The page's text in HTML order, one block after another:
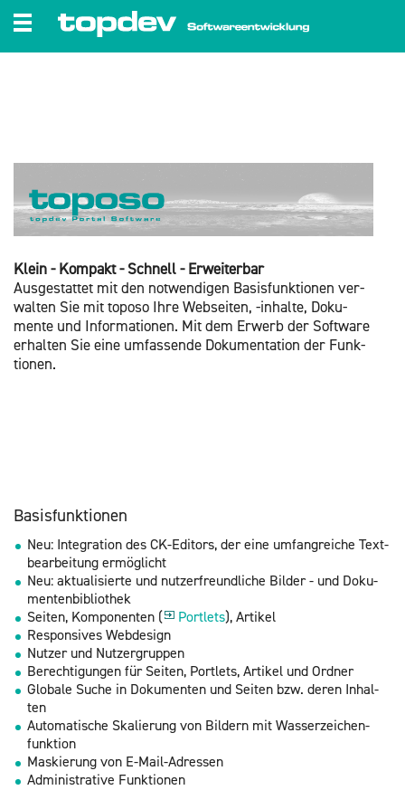
zum Inhalt wechseln
Klein - Kom­pakt - Schnell - Er­wei­ter­bar
Aus­ge­stat­tet mit den not­wen­di­gen Ba­sis­funk­tio­nen ver­
wal­ten Sie mit to­po­so Ihre Web­sei­ten, -in­hal­te, Do­ku­
men­te und In­for­ma­tio­nen. Mit dem Er­werb der Soft­ware
er­hal­ten Sie eine um­fas­sen­de Do­ku­men­ta­ti­on der Funk­
tio­nen.
Ba­sis­funk­tio­nen
Neu: In­te­gra­ti­on des CK-Edi­tors, der eine um­fang­rei­che Text­
be­ar­bei­tung er­mög­licht
Neu: ak­tua­li­sier­te und nut­zer­freund­li­che Bil­der - und Do­ku­
men­ten­bi­blio­thek
Sei­ten, Kom­po­nen­ten (
Port­lets), Ar­ti­kel
Re­spon­si­ves Web­de­sign
Nut­zer und Nut­zer­grup­pen
Be­rech­ti­gun­gen für Sei­ten, Port­lets, Ar­ti­kel und Ord­ner
Glo­ba­le Suche in Do­ku­men­ten und Sei­ten bzw. deren In­hal­
ten
Au­to­ma­ti­sche Ska­lie­rung von Bil­dern mit Was­ser­zei­chen­
funk­ti­on
Mas­kie­rung von E-Mail-Adres­sen
Ad­mi­nis­tra­ti­ve Funk­tio­nen